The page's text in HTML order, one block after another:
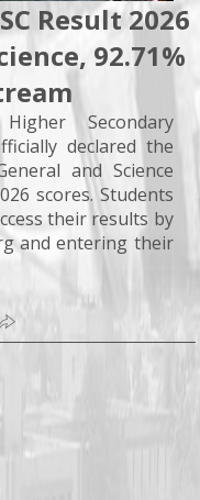
Result 2026
92.71%
Secondary
declared the
and Science
scores. Students
their results by
and entering their